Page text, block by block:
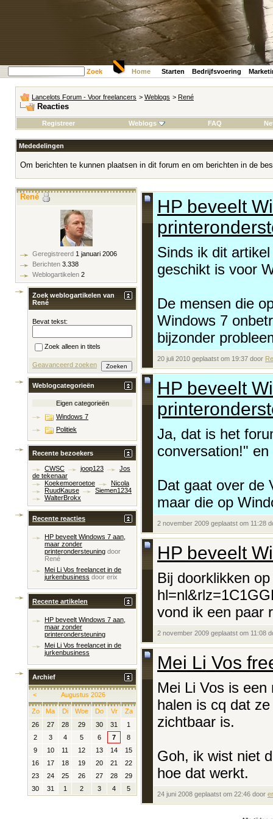
Zoek Home Starten Bedrijfsvoering
Lancelots Forum - Voor freelancers > Weblogs > René
Reacties
Registreer Weblogs FAQ
Mededelingen
Om berichten te kunnen plaatsen in dit forum en om berichten in de
HP beveelt
Sinds ik dit
geschikt is voor
De mensen die
Windows 7
bijzonder
20 juli 2010 geplaatst om 19:37 door
HP beveelt
Ja, dat is het
conversation!"
Dat gaat over de
maar die op
2 november 2009 geplaatst om 11:28
HP beveelt
Bij doorklikken
vond ik een paar
2 november 2009 geplaatst om 11:08
Mei Li Vos
Mei Li Vos is
halen is cq dat
zichtbaar is.
Goh, ik wist niet
hoe dat werkt.
24 juni 2008 geplaatst om 22:46 door
René
Geregistreerd 1 januari 2006
Berichten 3.338
Weblogartikelen 2
Zoek weblogartikelen van
René
Bevat tekst:
Zoek alleen in titels
Geavanceerd zoeken
Weblogcategorieën
Eigen categorieën
Windows 7
Politiek
Recente bezoekers
CWSC joop123
Jos
de tekenaar
Koekemoeroetoe
Nicola
RuudKause
Siemen1234
WalterBrokx
Recente reacties
HP beveelt Windows 7 aan,
maar zonder
printerondersteuning door
René
Mei Li Vos freelancet in de
jurkenbusiness door erix
Recente artikelen
HP beveelt Windows 7 aan,
maar zonder
printerondersteuning
Mei Li Vos freelancet in de
jurkenbusiness
Archief
< Augustus 2026
Zo Ma Di Woe Do Vr
Za
26
27 28 29 30 31
1
2
3 4 5 6 7
8
9
10 11 12 13 14
15
16
17 18 19 20 21
22
23
24 25 26 27 28
29
30
31 1 2 3 4 5